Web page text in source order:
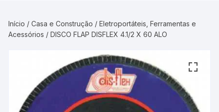
Início /Casa e Construção /Eletroportáteis, Ferramentas e
Acessórios / DISCO FLAP DISFLEX 4.1/2 X 60 ALO